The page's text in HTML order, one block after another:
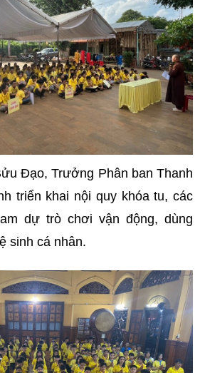
Đạo, Trưởng Phân ban Thanh
triển khai nội quy khóa tu, các
dự trò chơi vận động, dùng
sinh cá nhân.